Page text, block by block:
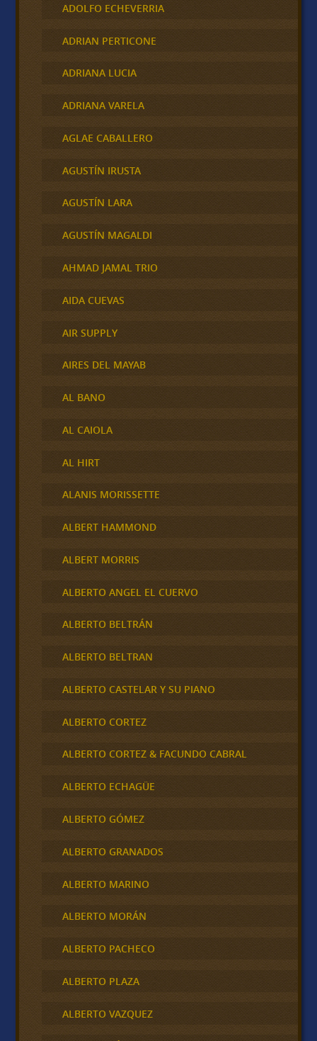
ADOLFO ECHEVERRIA
ADRIAN PERTICONE
ADRIANA LUCIA
ADRIANA VARELA
AGLAE CABALLERO
AGUSTÍN IRUSTA
AGUSTÍN LARA
AGUSTÍN MAGALDI
AHMAD JAMAL TRIO
AIDA CUEVAS
AIR SUPPLY
AIRES DEL MAYAB
AL BANO
AL CAIOLA
AL HIRT
ALANIS MORISSETTE
ALBERT HAMMOND
ALBERT MORRIS
ALBERTO ANGEL EL CUERVO
ALBERTO BELTRÁN
ALBERTO BELTRAN
ALBERTO CASTELAR Y SU PIANO
ALBERTO CORTEZ
ALBERTO CORTEZ & FACUNDO CABRAL
ALBERTO ECHAGÜE
ALBERTO GÓMEZ
ALBERTO GRANADOS
ALBERTO MARINO
ALBERTO MORÁN
ALBERTO PACHECO
ALBERTO PLAZA
ALBERTO VAZQUEZ